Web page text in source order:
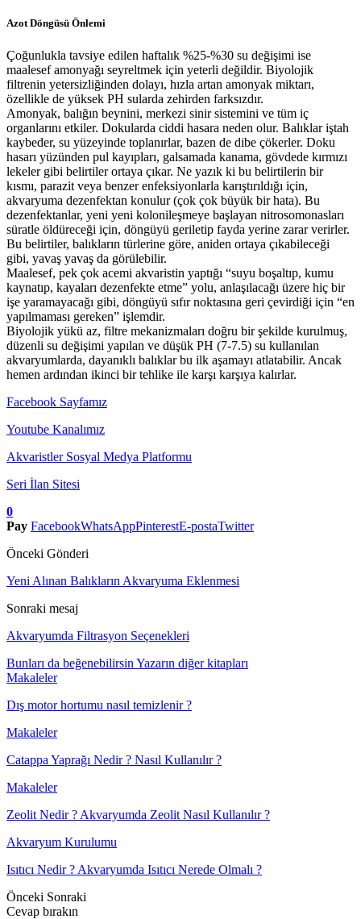
Azot Döngüsü Önlemi
Çoğunlukla tavsiye edilen haftalık %25-%30 su değişimi ise
maalesef amonyağı seyreltmek için yeterli değildir. Biyolojik
filtrenin yetersizliğinden dolayı, hızla artan amonyak miktarı,
özellikle de yüksek PH sularda zehirden farksızdır.
Amonyak, balığın beynini, merkezi sinir sistemini ve tüm iç
organlarını etkiler. Dokularda ciddi hasara neden olur. Balıklar iştah
kaybeder, su yüzeyinde toplanırlar, bazen de dibe çökerler. Doku
hasarı yüzünden pul kayıpları, galsamada kanama, gövdede kırmızı
lekeler gibi belirtiler ortaya çıkar. Ne yazık ki bu belirtilerin bir
kısmı, parazit veya benzer enfeksiyonlarla karıştırıldığı için,
akvaryuma dezenfektan konulur (çok çok büyük bir hata). Bu
dezenfektanlar, yeni yeni kolonileşmeye başlayan nitrosomonasları
süratle öldüreceği için, döngüyü geriletip fayda yerine zarar verirler.
Bu belirtiler, balıkların türlerine göre, aniden ortaya çıkabileceği
gibi, yavaş yavaş da görülebilir.
Maalesef, pek çok acemi akvaristin yaptığı “suyu boşaltıp, kumu
kaynatıp, kayaları dezenfekte etme” yolu, anlaşılacağı üzere hiç bir
işe yaramayacağı gibi, döngüyü sıfır noktasına geri çevirdiği için “en
yapılmaması gereken” işlemdir.
Biyolojik yükü az, filtre mekanizmaları doğru bir şekilde kurulmuş,
düzenli su değişimi yapılan ve düşük PH (7-7.5) su kullanılan
akvaryumlarda, dayanıklı balıklar bu ilk aşamayı atlatabilir. Ancak
hemen ardından ikinci bir tehlike ile karşı karşıya kalırlar.
Facebook Sayfamız
Youtube Kanalımız
Akvaristler Sosyal Medya Platformu
Seri İlan Sitesi
0
Pay FacebookWhatsAppPinterestE-postaTwitter
Önceki Gönderi
Yeni Alınan Balıkların Akvaryuma Eklenmesi
Sonraki mesaj
Akvaryumda Filtrasyon Seçenekleri
Bunları da beğenebilirsin Yazarın diğer kitapları
Makaleler
Dış motor hortumu nasıl temizlenir ?
Makaleler
Catappa Yaprağı Nedir ? Nasıl Kullanılır ?
Makaleler
Zeolit Nedir ? Akvaryumda Zeolit Nasıl Kullanılır ?
Akvaryum Kurulumu
Isıtıcı Nedir ? Akvaryumda Isıtıcı Nerede Olmalı ?
Önceki Sonraki
Cevap bırakın